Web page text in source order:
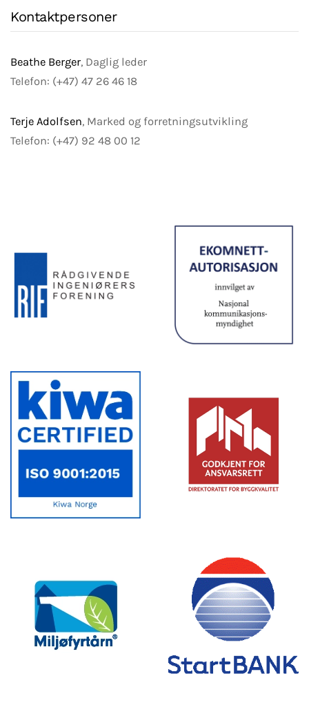
Kontaktpersoner
Beathe Berger, Daglig leder
Telefon: (+47) 47 26 46 18
Terje Adolfsen, Marked og forretningsutvikling
Telefon: (+47) 92 48 00 12